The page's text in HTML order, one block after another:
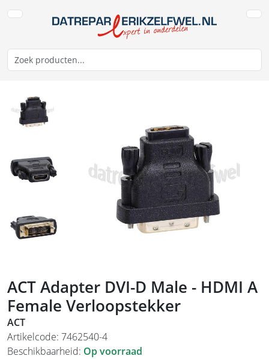
ACT Adapter DVI-D Male - HDMI A
Female Verloopstekker
ACT
Artikelcode: 7462540-4
Beschikbaarheid: Op voorraad